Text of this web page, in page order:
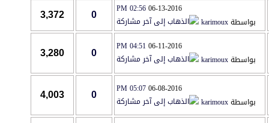
06-13-2016
02:56 PM
بواسطةkarimoux
0
3,372
06-11-2016
04:51 PM
بواسطةkarimoux
0
3,280
06-08-2016
05:07 PM
بواسطةkarimoux
0
4,003